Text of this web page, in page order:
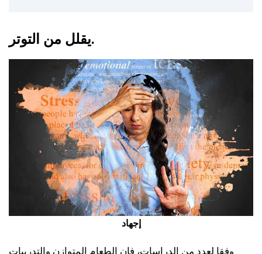
يقلل من التوتر.
إجهاد
وفقا لعدد من الدراسات، فإن الطعام المتوازن والتدريبات